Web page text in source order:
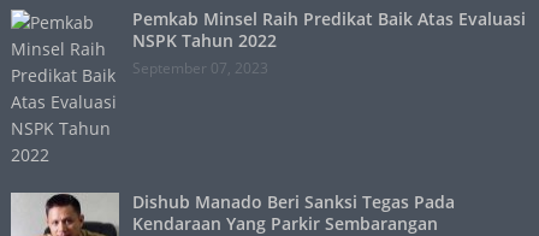
Pemkab Minsel Raih Predikat Baik Atas Evaluasi
NSPK Tahun 2022
September 07, 2023
Dishub Manado Beri Sanksi Tegas Pada
Kendaraan Yang Parkir Sembarangan